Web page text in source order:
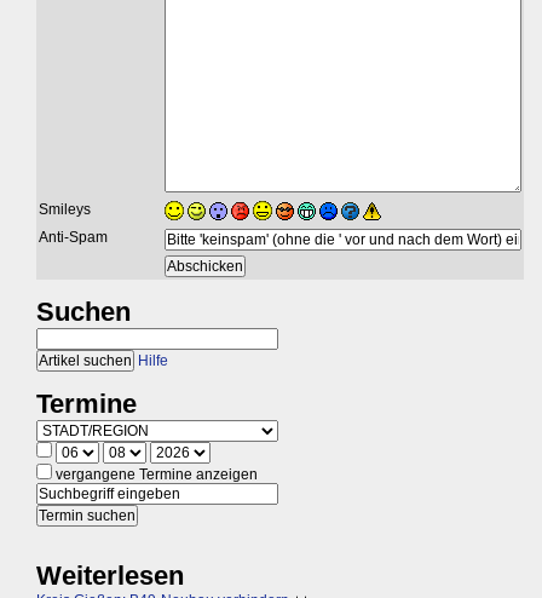
Smileys
Anti-Spam
Suchen
Hilfe
Termine
vergangene Termine anzeigen
Weiterlesen